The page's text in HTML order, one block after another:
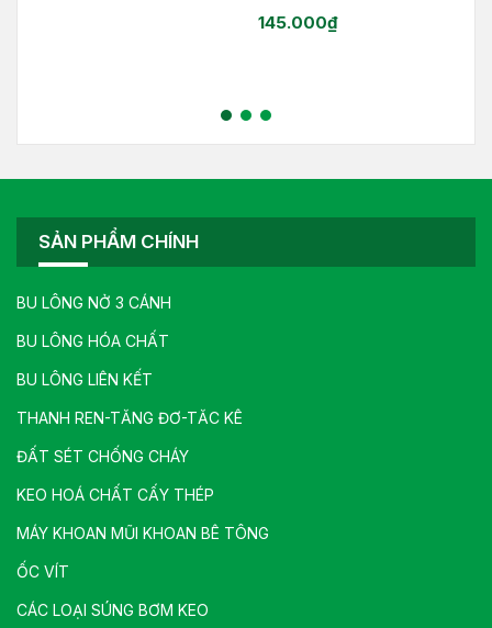
145.000₫
SẢN PHẨM CHÍNH
BU LÔNG NỞ 3 CÁNH
BU LÔNG HÓA CHẤT
BU LÔNG LIÊN KẾT
THANH REN-TĂNG ĐƠ-TĂC KÊ
ĐẤT SÉT CHỐNG CHÁY
KEO HOÁ CHẤT CẤY THÉP
MÁY KHOAN MŨI KHOAN BÊ TÔNG
ỐC VÍT
CÁC LOẠI SÚNG BƠM KEO